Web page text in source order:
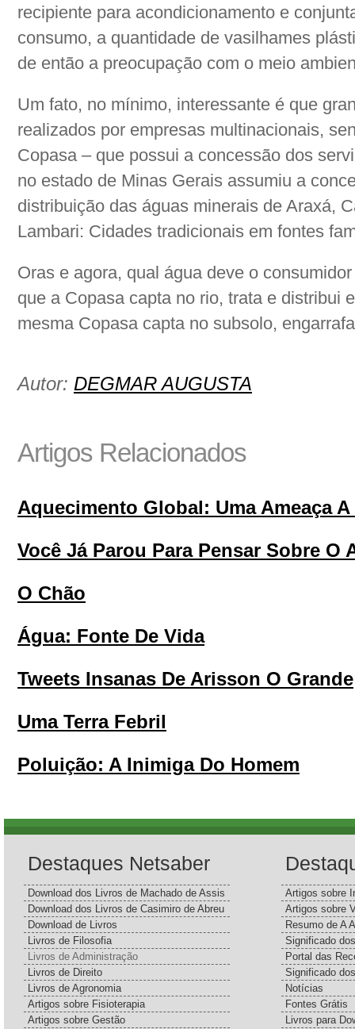
recipiente para acondicionamento e
consumo, a quantidade de vasilhames
de então a preocupação com o meio
Um fato, no mínimo, interessante é que
realizados por empresas multinacionais,
Copasa – que possui a concessão dos
no estado de Minas Gerais assumiu a
distribuição das águas minerais de Araxá,
Lambari: Cidades tradicionais em fontes
Oras e agora, qual água deve o
que a Copasa capta no rio, trata e distribui
mesma Copasa capta no subsolo,
Autor: DEGMAR AUGUSTA
Artigos Relacionados
Aquecimento Global: Uma Ameaça A
Você Já Parou Para Pensar Sobre O
O Chão
Água: Fonte De Vida
Tweets Insanas De Arisson O Grande
Uma Terra Febril
Poluição: A Inimiga Do Homem
Destaques Netsaber
Download dos Livros de Machado de Assis
Download dos Livros de Casimiro de Abreu
Download de Livros
Livros de Filosofia
Livros de Administração
Livros de Direito
Livros de Agronomia
Artigos sobre Fisioterapia
Artigos sobre Gestão
Artigos sobre
Artigos sobre
Resumo de A
Significado
Portal das
Significado
Notícias
Fontes Grátis
Livros para